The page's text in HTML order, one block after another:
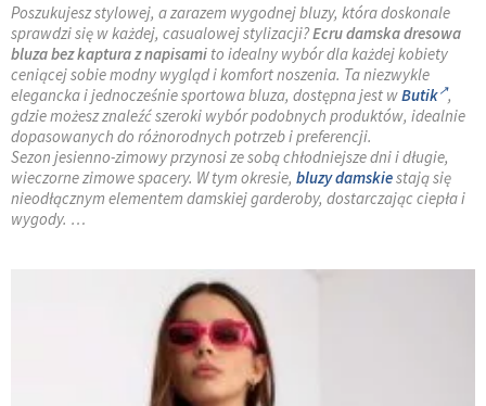
Poszukujesz stylowej, a zarazem wygodnej bluzy, która doskonale
sprawdzi się w każdej, casualowej stylizacji?Ecru damska dresowa
bluza bez kaptura z napisami to idealny wybór dla każdej kobiety
ceniącej sobie modny wygląd i komfort noszenia. Ta niezwykle
elegancka i jednocześnie sportowa bluza, dostępna jest wButik ,
gdzie możesz znaleźć szeroki wybór podobnych produktów, idealnie
dopasowanych do różnorodnych potrzeb i preferencji.
Sezon jesienno-zimowy przynosi ze sobą chłodniejsze dni i długie,
wieczorne zimowe spacery. W tym okresie, bluzy damskiestają się
nieodłącznym elementem damskiej garderoby, dostarczając ciepła i
wygody. …